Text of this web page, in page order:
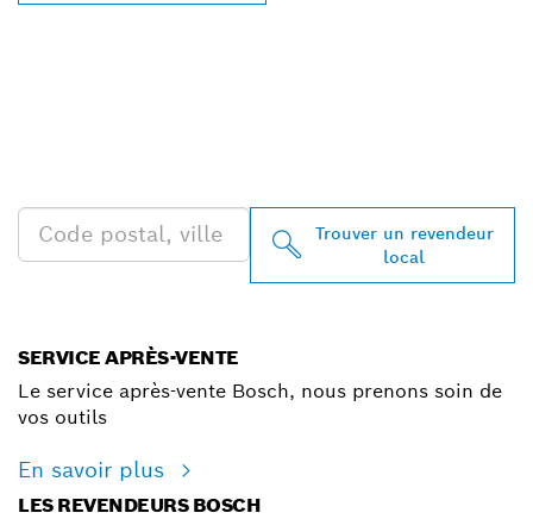
Trouver un revendeur
local
SERVICE APRÈS-VENTE
Le service après-vente Bosch, nous prenons soin de
vos outils
En savoir plus
LES REVENDEURS BOSCH